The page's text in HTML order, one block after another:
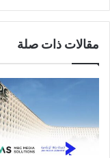
مقالات ذات صلة